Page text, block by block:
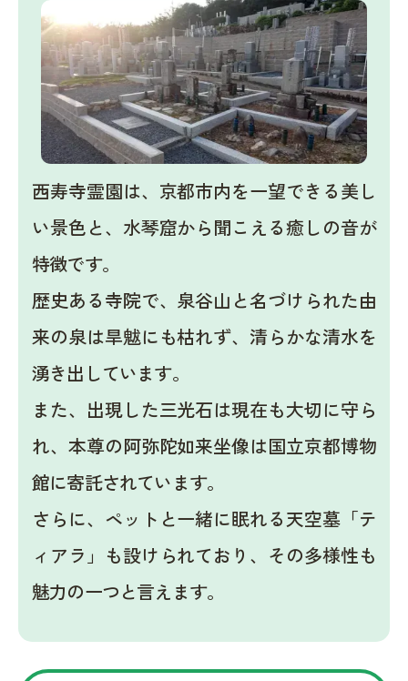
西寿寺霊園は、京都市内を一望できる美し
い景色と、水琴窟から聞こえる癒しの音が
特徴です。
歴史ある寺院で、泉谷山と名づけられた由
来の泉は旱魃にも枯れず、清らかな清水を
湧き出しています。
また、出現した三光石は現在も大切に守ら
れ、本尊の阿弥陀如来坐像は国立京都博物
館に寄託されています。
さらに、ペットと一緒に眠れる天空墓「テ
ィアラ」も設けられており、その多様性も
魅力の一つと言えます。